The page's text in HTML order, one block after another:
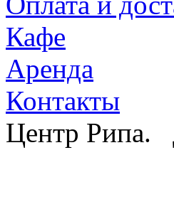
Кафе
Аренда
Контакты
Центр Рипа.